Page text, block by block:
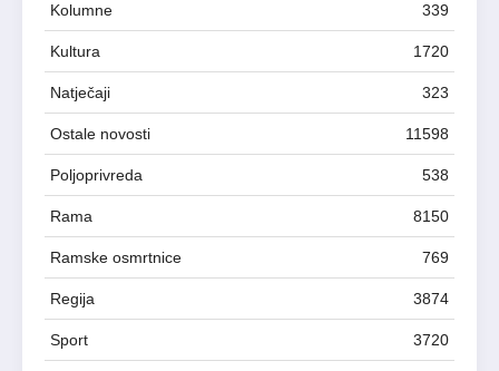
Kolumne 339
Kultura 1720
Natječaji 323
Ostale novosti 11598
Poljoprivreda 538
Rama 8150
Ramske osmrtnice 769
Regija 3874
Sport 3720